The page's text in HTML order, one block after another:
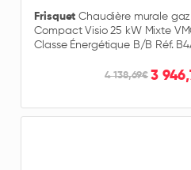
Frisquet Chaudière murale
Compact Visio 25 kW Mixte
Classe Énergétique B/B Réf.
4 138,69€ 3